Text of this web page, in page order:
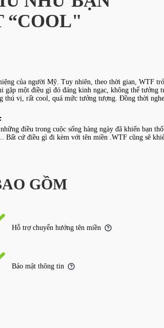
“COOL"
của người Mỹ. Tuy nhiên, theo thời gian, WTF
một điều gì đó đáng kinh ngạc, không thể
thú vị, rất cool, quá mức tưởng tượng. Đồng thời
điều trong cuộc sống hàng ngày đã khiến bạn
Bất cứ điều gì đi kèm với tên miền .WTF cũng sẽ
GỒM
Hỗ trợ chuyển hướng tên miền
Bảo mật thông tin